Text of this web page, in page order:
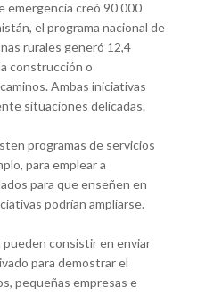
emergencia creó 90 000
el programa nacional de
rurales generó 12,4
construcción o
Ambas iniciativas
situaciones delicadas.
programas de servicios
para emplear a
para que enseñen en
podrían ampliarse.
pueden consistir en enviar
para demostrar el
pequeñas empresas e